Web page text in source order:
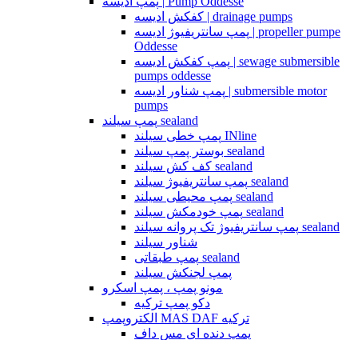
کفکش ادیسه | drainage pumps
پمپ سانتریفیوژ ادیسه | propeller pumpe
Oddesse
پمپ کفکش ادیسه | sewage submersible
pumps oddesse
پمپ شناور ادیسه | submersible motor
pumps
پمپ سیلند sealand
پمپ خطی سیلند INline
بوستر پمپ سیلند sealand
کف کش سیلند sealand
پمپ سانتریفیوژ سیلند sealand
پمپ محیطی سیلند sealand
پمپ خودمکش سیلند sealand
پمپ سانتریفیوژ تک پروانه سیلند sealand
شناور سیلند
پمپ طبقاتی sealand
پمپ لجنکش سیلند
مونو پمپ ، پمپ اسکرو
دکو پمپ ترکیه
الکتروپمپ MAS DAF ترکیه
پمپ دنده ای مس داف